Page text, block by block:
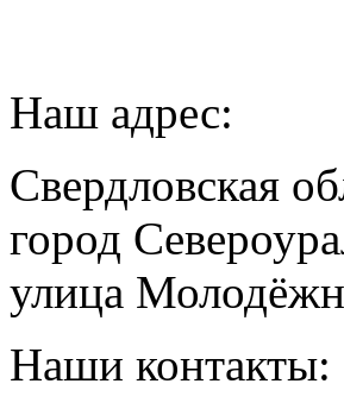
Наш адрес:
Свердловская
город
улица
Наши контакты: